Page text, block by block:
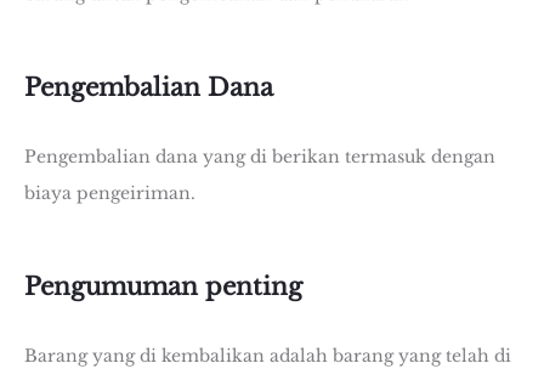
Pengembalian Dana
Pengembalian dana yang di berikan termasuk dengan
biaya pengeiriman.
Pengumuman penting
Barang yang di kembalikan adalah barang yang telah di